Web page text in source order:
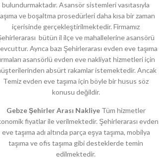
bulundurmaktadır. Asansör sistemleri vasıtasıyla
ve boşaltma prosedürleri daha kısa bir zaman
içerisinde gerçekleştirilmektedir. Firmamız
bütün il ilçe ve mahallelerine asansörü
Ayrıca bazı Şehirlerarası evden eve taşıma
asansörlü evden eve nakliyat hizmetleri için
absürt rakamlar istemektedir. Ancak
Temiz evden eve taşıma için böyle bir husus söz
konusu değildir.
Gebze Şehirler Arası NakliyeTüm hizmetler
fiyatlar ile verilmektedir. Şehirlerarası evden
eve taşıma adı altında parça eşya taşıma, mobilya
taşıma ve ofis taşıma gibi desteklerde temin
edilmektedir.